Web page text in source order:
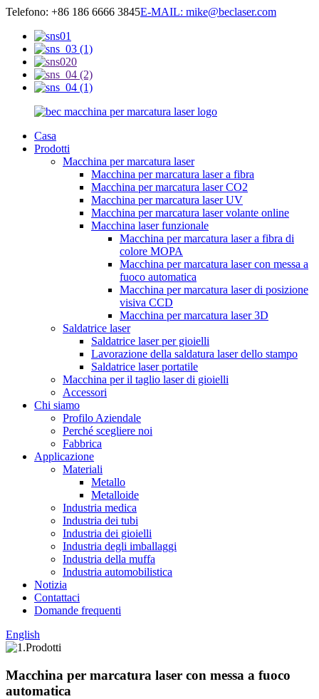
Telefono: +86 186 6666 3845E-MAIL: mike@beclaser.com
Casa
Prodotti
Macchina per marcatura laser
Macchina per marcatura laser a fibra
Macchina per marcatura laser CO2
Macchina per marcatura laser UV
Macchina per marcatura laser volante online
Macchina laser funzionale
Macchina per marcatura laser a fibra di
colore MOPA
Macchina per marcatura laser con messa a
fuoco automatica
Macchina per marcatura laser di posizione
visiva CCD
Macchina per marcatura laser 3D
Saldatrice laser
Saldatrice laser per gioielli
Lavorazione della saldatura laser dello stampo
Saldatrice laser portatile
Macchina per il taglio laser di gioielli
Accessori
Chi siamo
Profilo Aziendale
Perché scegliere noi
Fabbrica
Applicazione
Materiali
Metallo
Metalloide
Industria medica
Industria dei tubi
Industria dei gioielli
Industria degli imballaggi
Industria della muffa
Industria automobilistica
Notizia
Contattaci
Domande frequenti
English
Macchina per marcatura laser con messa a fuoco
automatica